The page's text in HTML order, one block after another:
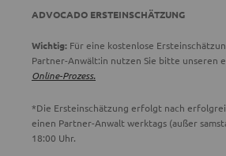
ADVOCADO ERSTEINSCHÄTZUNG
Wichtig: Für eine kostenlose
Partner-Anwält:in nutzen Sie bitte unseren
Online-Prozess.
*Die Ersteinschätzung erfolgt nach
einen Partner-Anwalt werktags (außer
18:00 Uhr.